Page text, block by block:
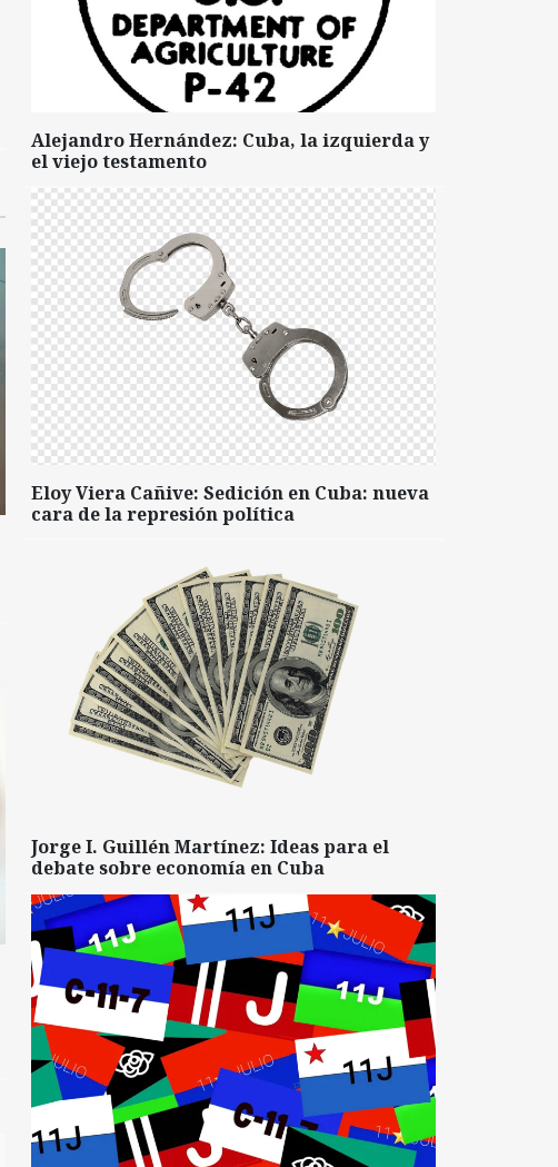
Alejandro Hernández: Cuba, la izquierda y
el viejo testamento
Eloy Viera Cañive: Sedición en Cuba: nueva
cara de la represión política
Jorge I. Guillén Martínez: Ideas para el
debate sobre economía en Cuba